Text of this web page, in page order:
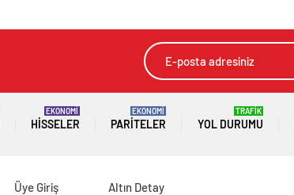
HISSELER
EKONOMİ
PARITELER
EKONOMİ
YOL DURUMU
TRAFİK
Üye Giriş
Altın Detay